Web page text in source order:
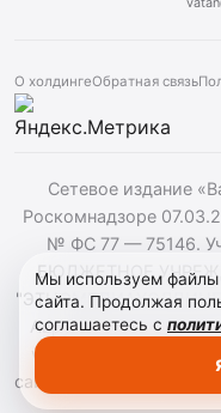
О холдингеОбратная связь
Сетевое издание
Роскомнадзоре
№ ФС 77 — 75146.
БЮДЖЕТНОЕ
"ЭТНОМЕДИАХОЛДИНГ
Аврумов Моисей
сайта активная
Мы используем
сайта. Продолжая
соглашаетесь с